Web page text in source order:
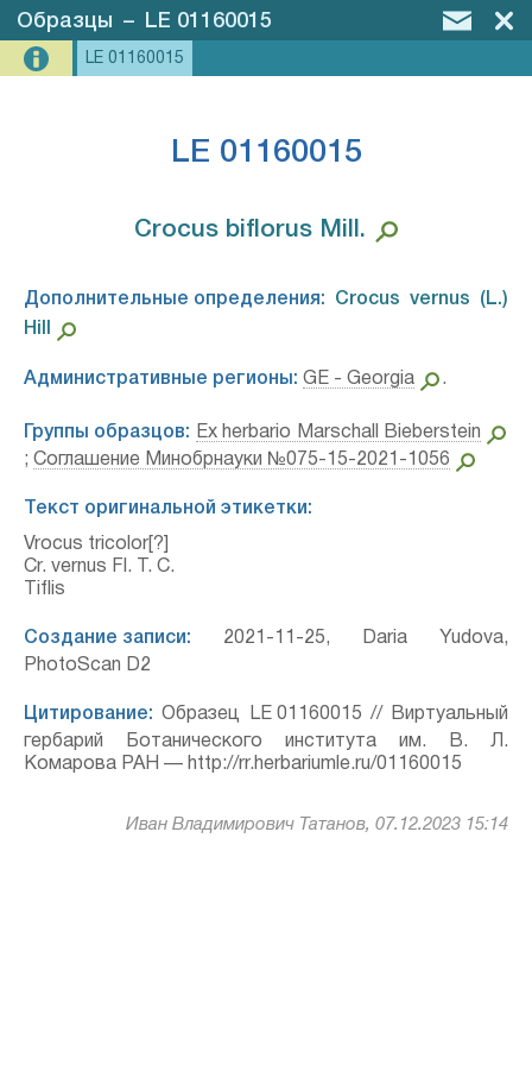
Образцы – LE 01160015
LE 01160015
LE 01160015
Crocus biflorus Mill.⁣
Дополнительные определения:
Crocus vernus (L.)
Hill⁣
Административные регионы: GE - Georgia .
Группы образцов:
Ex herbario Marschall Bieberstein
; Соглашение Минобрнауки №075-15-2021-1056
Текст оригинальной этикетки:
Vrocus tricolor[?]
Cr. vernus Fl. T. C.
Tiflis
Создание записи: 2021-11-25, Daria Yudova,
PhotoScan D2
Цитирование: Образец LE 01160015 // Виртуальный
гербарий Ботанического института им. В. Л.
Комарова РАН — http://rr.herbariumle.ru/01160015
Иван Владимирович Татанов, 07.12.2023 15:14